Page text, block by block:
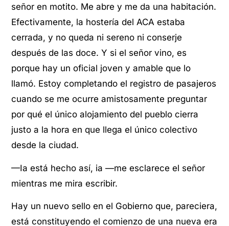
señor en motito. Me abre y me da una habitación.
Efectivamente, la hostería del ACA estaba
cerrada, y no queda ni sereno ni conserje
después de las doce. Y si el señor vino, es
porque hay un oficial joven y amable que lo
llamó. Estoy completando el registro de pasajeros
cuando se me ocurre amistosamente preguntar
por qué el único alojamiento del pueblo cierra
justo a la hora en que llega el único colectivo
desde la ciudad.
—Ia está hecho así, ia —me esclarece el señor
mientras me mira escribir.
Hay un nuevo sello en el Gobierno que, pareciera,
está constituyendo el comienzo de una nueva era